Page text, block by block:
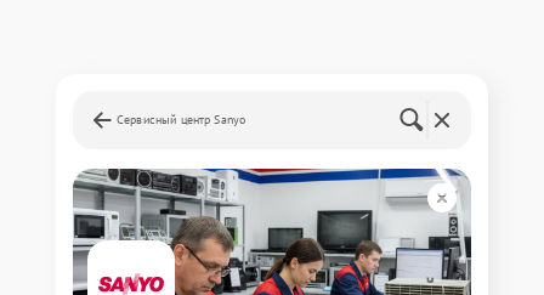
Сервисный центр Sanyo